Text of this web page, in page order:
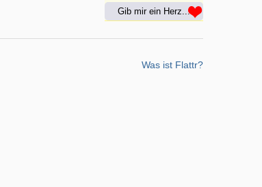
Gib mir ein Herz...
Was ist Flattr?